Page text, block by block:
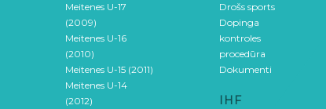
Meitenes U-17
(2009)
Meitenes U-16
(2010)
Meitenes U-15 (2011)
Meitenes U-14
(2012)
Drošs sports
Dopinga
kontroles
procedūra
Dokumenti
IHF